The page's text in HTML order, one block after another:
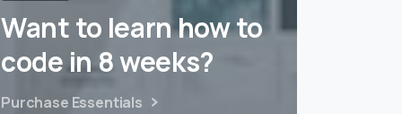
Want to learn how to
code in 8 weeks?
Purchase Essentials